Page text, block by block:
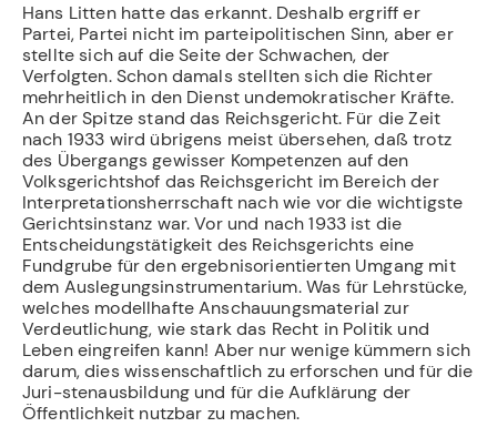
Hans Litten hatte das erkannt. Deshalb ergriff er
Partei, Partei nicht im parteipolitischen Sinn, aber er
stellte sich auf die Seite der Schwachen, der
Verfolgten. Schon damals stellten sich die Richter
mehrheitlich in den Dienst undemokratischer Kräfte.
An der Spitze stand das Reichsgericht. Für die Zeit
nach 1933 wird übrigens meist übersehen, daß trotz
des Übergangs gewisser Kompetenzen auf den
Volksgerichtshof das Reichsgericht im Bereich der
Interpretationsherrschaft nach wie vor die wichtigste
Gerichtsinstanz war. Vor und nach 1933 ist die
Entscheidungstätigkeit des Reichsgerichts eine
Fundgrube für den ergebnisorientierten Umgang mit
dem Auslegungsinstrumentarium. Was für Lehrstücke,
welches modellhafte Anschauungsmaterial zur
Verdeutlichung, wie stark das Recht in Politik und
Leben eingreifen kann! Aber nur wenige kümmern sich
darum, dies wissenschaftlich zu erforschen und für die
Juri-stenausbildung und für die Aufklärung der
Öffentlichkeit nutzbar zu machen.